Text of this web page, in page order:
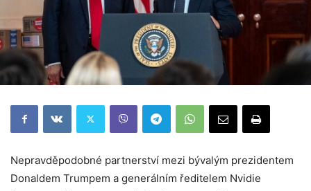
Nepravděpodobné partnerství mezi bývalým prezidentem
Donaldem Trumpem a generálním ředitelem Nvidie